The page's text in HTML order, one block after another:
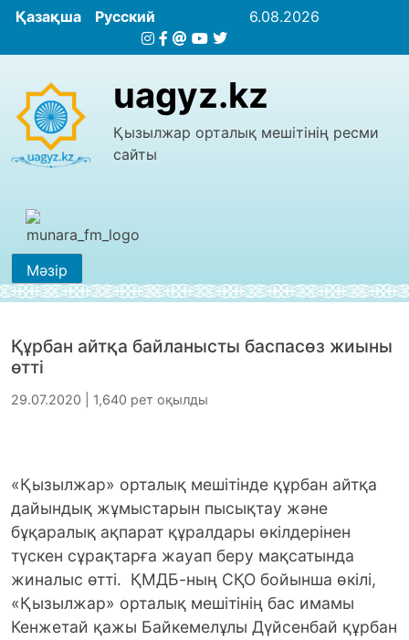
Қазақша Русский 6.08.2026
uagyz.kz
Қызылжар орталық мешітінің ресми
сайты
Мәзір
Құрбан айтқа байланысты баспасөз жиыны
өтті
29.07.2020 | 1,640 рет оқылды
«Қызылжар» орталық мешітінде құрбан айтқа
дайындық жұмыстарын пысықтау және
бұқаралық ақпарат құралдары өкілдерінен
түскен сұрақтарға жауап беру мақсатында
жиналыс өтті. ҚМДБ-ның СҚО бойынша өкілі,
«Қызылжар» орталық мешітінің бас имамы
Кенжетай қажы Байкемелұлы Дүйсенбай құрбан